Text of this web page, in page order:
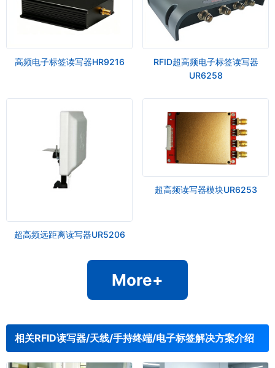
高频电子标签读写器HR9216
RFID超高频电子标签读写器
UR6258
超高频远距离读写器UR5206
超高频读写器模块UR6253
More+
相关RFID读写器/天线/手持终端/电子标签解决方案介绍